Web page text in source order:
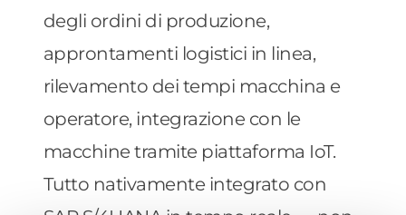
degli ordini di produzione,
approntamenti logistici in linea,
rilevamento dei tempi macchina e
operatore, integrazione con le
macchine tramite piattaforma IoT.
Tutto nativamente integrato con